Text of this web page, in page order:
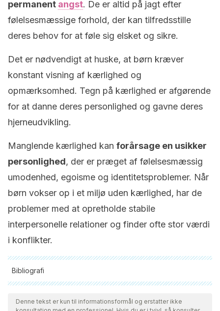
permanent angst. De er altid på jagt efter
følelsesmæssige forhold, der kan tilfredsstille
deres behov for at føle sig elsket og sikre.
Det er nødvendigt at huske, at børn kræver
konstant visning af kærlighed og
opmærksomhed. Tegn på kærlighed er afgørende
for at danne deres personlighed og gavne deres
hjerneudvikling.
Manglende kærlighed kan forårsage en usikker
personlighed, der er præget af følelsesmæssig
umodenhed, egoisme og identitetsproblemer. Når
børn vokser op i et miljø uden kærlighed, har de
problemer med at opretholde stabile
interpersonelle relationer og finder ofte stor værdi
i konflikter.
Bibliografi
Alle citerede kilder blev grundigt gennemgået af vores team
for at sikre deres kvalitet, pålidelighed, aktualitet og validitet.
Denne tekst er kun til informationsformål og erstatter ikke